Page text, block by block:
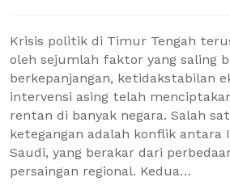
Krisis politik di Timur Tengah
oleh sejumlah faktor yang saling
berkepanjangan, ketidakstabilan
intervensi asing telah
rentan di banyak negara. Salah
ketegangan adalah konflik antara
Saudi, yang berakar dari
persaingan regional. Kedua…